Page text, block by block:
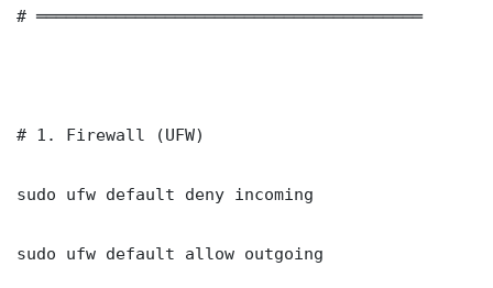
# ═══════════════════════════════════════
# 1. Firewall (UFW)
sudo ufw default deny incoming
sudo ufw default allow outgoing